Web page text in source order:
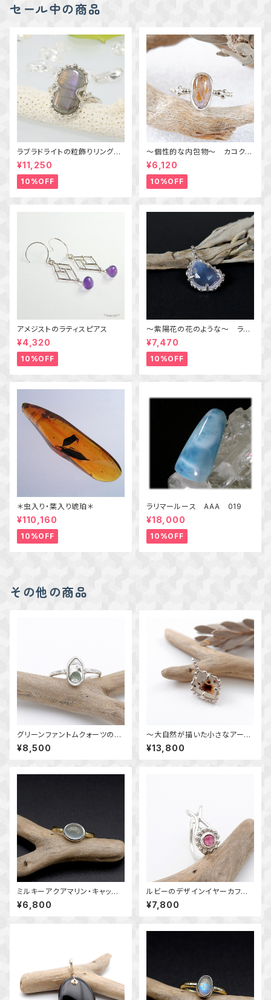
セール中の商品
ラブラドライトの粒飾りリング
（パープル＆オレンジ） 16号
¥11,250
10%OFF
～個性的な内包物～ カコクセ
ナイトインアメジストの粒飾りリ
ング 10号 天然石アクセサリ
ー 一点物 macari
¥6,120
10%OFF
アメジストのラティスピアス
¥4,320
10%OFF
～紫陽花の花のような～ ラベ
ンダークォーツの粒飾りペンダ
ント 天然石アクセサリー
一点物
¥7,470
10%OFF
＊虫入り・葉入り琥珀＊
¥110,160
10%OFF
ラリマールース AAA 019
¥18,000
10%OFF
その他の商品
グリーンファントムクォーツのリ
ング 2 槌目 11.5号 ～風景を
閉じ込めて～ 天然石アクセ
サリー 一点物
¥8,500
～大自然が描いた小さなアート
～ デンドリチックアゲートの粒
飾りペンダント 天然石アクセ
サリー 一点物
¥13,800
ミルキーアクアマリン・キャッツ
アイのリング 約10号 横向き
～真鍮と銀の指輪～ 天然石ア
クセサリー 指輪 一点物
¥6,800
ルビーのデザインイヤーカフ
～7月の誕生石～ 天然石アク
セサリー 一点物 macari
¥7,800